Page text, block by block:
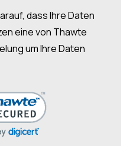
dass Ihre Daten
eine von Thawte
um Ihre Daten